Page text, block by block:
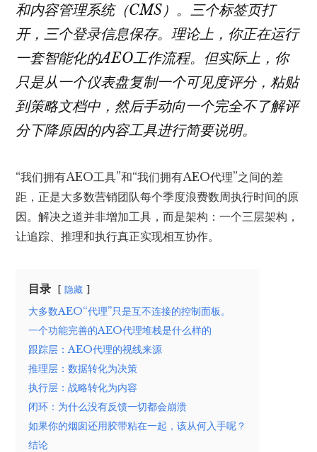
和内容管理系统（CMS）。三个标签页打
开，三个登录信息保存。理论上，你正在运行
一套智能化的AEO工作流程。但实际上，你
只是从一个仪表盘复制一个可见度评分，粘贴
到策略文档中，然后手动向一个完全不了解评
分下降原因的内容工具进行简要说明。
“我们拥有AEO工具”和“我们拥有AEO代理”之间的差
距，正是大多数营销团队每个季度浪费数周执行时间的原
因。解决之道并非增加工具，而是架构：一个三层架构，
让追踪、推理和执行真正实现相互协作。
目录 隐藏
大多数AEO“代理”只是互不连接的控制面板。
一个功能完善的AEO代理堆栈是什么样的
跟踪层：AEO代理的视线来源
推理层：数据转化为决策
执行层：战略转化为内容
闭环：为什么没有反馈一切都会崩溃
如果你的烟囱还用胶带粘在一起，该从何入手呢？
结论